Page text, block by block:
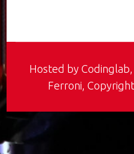
Hosted by Codinglab
Ferroni,